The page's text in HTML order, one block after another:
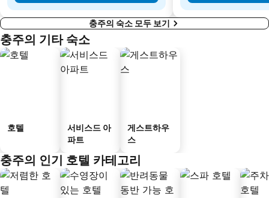
충주의 숙소 모두 보기
충주의 기타 숙소
호텔
서비스드 아
파트
게스트하우
스
충주의 인기 호텔 카테고리